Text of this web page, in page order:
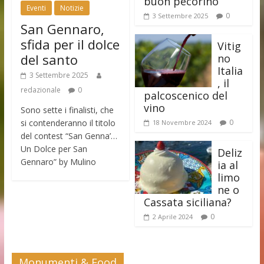
Eventi Notizie
San Gennaro,
sfida per il dolce
del santo
3 Settembre 2025
redazionale
0
Sono sette i finalisti, che
si contenderanno il titolo
del contest “San Genna’…
Un Dolce per San
Gennaro” by Mulino
3 Settembre 2025 0
Vitig
no
Italia
, il
palcoscenico del
vino
18 Novembre 2024 0
Deliz
ia al
limo
ne o
Cassata siciliana?
2 Aprile 2024 0